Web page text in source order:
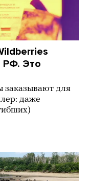
РФ. Это
заказывают для
даже